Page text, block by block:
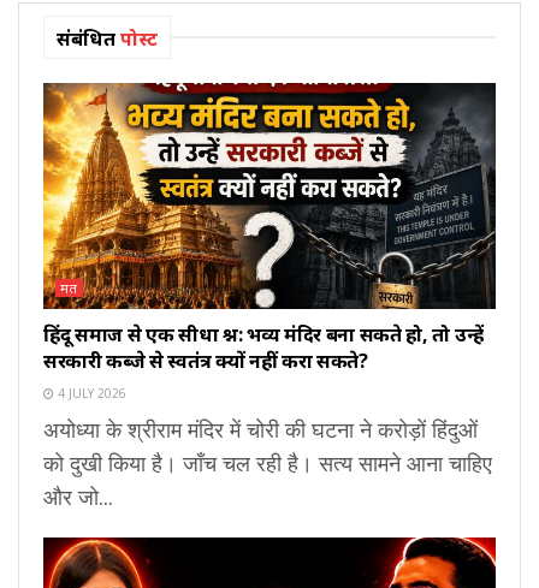
संबंधितपोस्ट
मत
हिंदू समाज से एक सीधा प्रश्न: भव्य मंदिर बना सकते हो, तो उन्हें
सरकारी कब्जे से स्वतंत्र क्यों नहीं करा सकते?
4 JULY 2026
अयोध्या के श्रीराम मंदिर में चोरी की घटना ने करोड़ों हिंदुओं
को दुखी किया है। जाँच चल रही है। सत्य सामने आना चाहिए
और जो...